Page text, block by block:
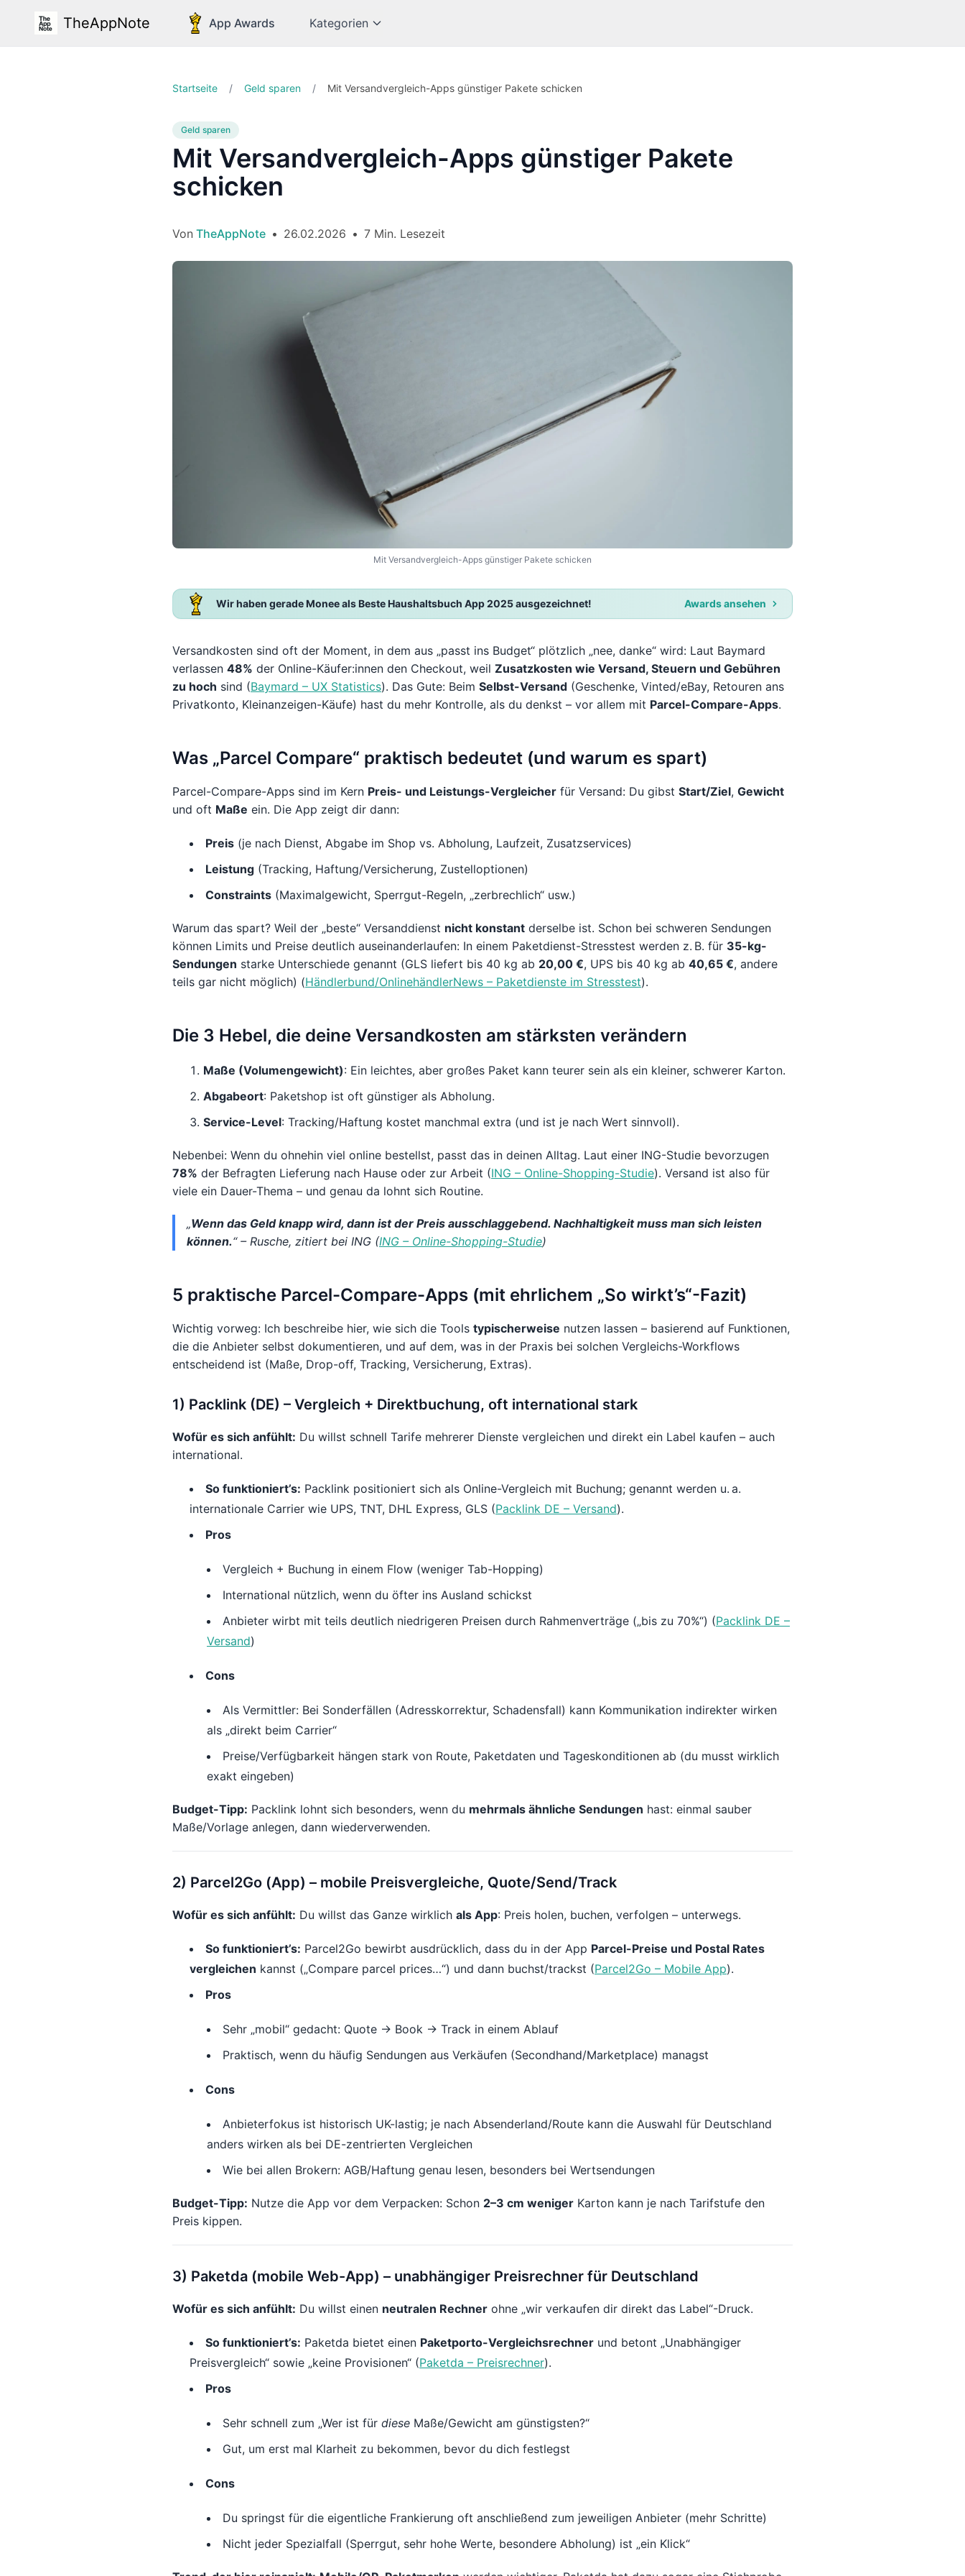
TheAppNote App Awards Kategorien
Startseite / Geld sparen / Mit Versandvergleich-Apps günstiger Pakete schicken
Geld sparen
Mit Versandvergleich-Apps günstiger Pakete
schicken
Von TheAppNote • 26.02.2026 • 7 Min. Lesezeit
Mit Versandvergleich-Apps günstiger Pakete schicken
Wir haben gerade Monee als Beste Haushaltsbuch App 2025 ausgezeichnet! Awards ansehen
Versandkosten sind oft der Moment, in dem aus „passt ins Budget“ plötzlich „nee, danke“ wird: Laut Baymard
verlassen 48% der Online-Käufer:innen den Checkout, weil Zusatzkosten wie Versand, Steuern und Gebühren
zu hoch sind (Baymard – UX Statistics). Das Gute: Beim Selbst-Versand (Geschenke, Vinted/eBay, Retouren ans
Privatkonto, Kleinanzeigen-Käufe) hast du mehr Kontrolle, als du denkst – vor allem mit Parcel-Compare-Apps.
Was „Parcel Compare“ praktisch bedeutet (und warum es spart)
Parcel-Compare-Apps sind im Kern Preis- und Leistungs-Vergleicher für Versand: Du gibst Start/Ziel, Gewicht
und oft Maße ein. Die App zeigt dir dann:
Preis (je nach Dienst, Abgabe im Shop vs. Abholung, Laufzeit, Zusatzservices)
Leistung (Tracking, Haftung/Versicherung, Zustelloptionen)
Constraints (Maximalgewicht, Sperrgut-Regeln, „zerbrechlich“ usw.)
Warum das spart? Weil der „beste“ Versanddienst nicht konstant derselbe ist. Schon bei schweren Sendungen
können Limits und Preise deutlich auseinanderlaufen: In einem Paketdienst-Stresstest werden z. B. für 35-kg-
Sendungen starke Unterschiede genannt (GLS liefert bis 40 kg ab 20,00 €, UPS bis 40 kg ab 40,65 €, andere
teils gar nicht möglich) (Händlerbund/OnlinehändlerNews – Paketdienste im Stresstest).
Die 3 Hebel, die deine Versandkosten am stärksten verändern
Maße (Volumengewicht): Ein leichtes, aber großes Paket kann teurer sein als ein kleiner, schwerer Karton.
Abgabeort: Paketshop ist oft günstiger als Abholung.
Service-Level: Tracking/Haftung kostet manchmal extra (und ist je nach Wert sinnvoll).
Nebenbei: Wenn du ohnehin viel online bestellst, passt das in deinen Alltag. Laut einer ING-Studie bevorzugen
78% der Befragten Lieferung nach Hause oder zur Arbeit (ING – Online-Shopping-Studie). Versand ist also für
viele ein Dauer-Thema – und genau da lohnt sich Routine.
„Wenn das Geld knapp wird, dann ist der Preis ausschlaggebend. Nachhaltigkeit muss man sich leisten
können.“ – Rusche, zitiert bei ING (ING – Online-Shopping-Studie)
5 praktische Parcel-Compare-Apps (mit ehrlichem „So wirkt’s“-Fazit)
Wichtig vorweg: Ich beschreibe hier, wie sich die Tools typischerweise nutzen lassen – basierend auf Funktionen,
die die Anbieter selbst dokumentieren, und auf dem, was in der Praxis bei solchen Vergleichs-Workflows
entscheidend ist (Maße, Drop-off, Tracking, Versicherung, Extras).
1) Packlink (DE) – Vergleich + Direktbuchung, oft international stark
Wofür es sich anfühlt: Du willst schnell Tarife mehrerer Dienste vergleichen und direkt ein Label kaufen – auch
international.
So funktioniert’s: Packlink positioniert sich als Online-Vergleich mit Buchung; genannt werden u. a.
internationale Carrier wie UPS, TNT, DHL Express, GLS (Packlink DE – Versand).
Pros
Vergleich + Buchung in einem Flow (weniger Tab-Hopping)
International nützlich, wenn du öfter ins Ausland schickst
Anbieter wirbt mit teils deutlich niedrigeren Preisen durch Rahmenverträge („bis zu 70%“) (Packlink DE –
Versand)
Cons
Als Vermittler: Bei Sonderfällen (Adresskorrektur, Schadensfall) kann Kommunikation indirekter wirken
als „direkt beim Carrier“
Preise/Verfügbarkeit hängen stark von Route, Paketdaten und Tageskonditionen ab (du musst wirklich
exakt eingeben)
Budget-Tipp: Packlink lohnt sich besonders, wenn du mehrmals ähnliche Sendungen hast: einmal sauber
Maße/Vorlage anlegen, dann wiederverwenden.
2) Parcel2Go (App) – mobile Preisvergleiche, Quote/Send/Track
Wofür es sich anfühlt: Du willst das Ganze wirklich als App: Preis holen, buchen, verfolgen – unterwegs.
So funktioniert’s: Parcel2Go bewirbt ausdrücklich, dass du in der App Parcel-Preise und Postal Rates
vergleichen kannst („Compare parcel prices…“) und dann buchst/trackst (Parcel2Go – Mobile App).
Pros
Sehr „mobil“ gedacht: Quote → Book → Track in einem Ablauf
Praktisch, wenn du häufig Sendungen aus Verkäufen (Secondhand/Marketplace) managst
Cons
Anbieterfokus ist historisch UK-lastig; je nach Absenderland/Route kann die Auswahl für Deutschland
anders wirken als bei DE-zentrierten Vergleichen
Wie bei allen Brokern: AGB/Haftung genau lesen, besonders bei Wertsendungen
Budget-Tipp: Nutze die App vor dem Verpacken: Schon 2–3 cm weniger Karton kann je nach Tarifstufe den
Preis kippen.
3) Paketda (mobile Web-App) – unabhängiger Preisrechner für Deutschland
Wofür es sich anfühlt: Du willst einen neutralen Rechner ohne „wir verkaufen dir direkt das Label“-Druck.
So funktioniert’s: Paketda bietet einen Paketporto-Vergleichsrechner und betont „Unabhängiger
Preisvergleich“ sowie „keine Provisionen“ (Paketda – Preisrechner).
Pros
Sehr schnell zum „Wer ist für diese Maße/Gewicht am günstigsten?“
Gut, um erst mal Klarheit zu bekommen, bevor du dich festlegst
Cons
Du springst für die eigentliche Frankierung oft anschließend zum jeweiligen Anbieter (mehr Schritte)
Nicht jeder Spezialfall (Sperrgut, sehr hohe Werte, besondere Abholung) ist „ein Klick“